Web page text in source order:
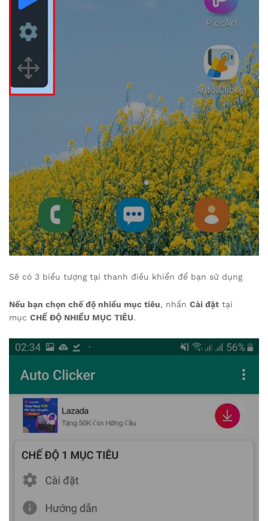
Sẽ có 3 biểu tượng tại thanh điều khiển để bạn sử dụng
Nếu bạn chọn chế độ nhiều mục tiêu, nhấn Cài đặt tại
mục CHẾ ĐỘ NHIỀU MỤC TIÊU.